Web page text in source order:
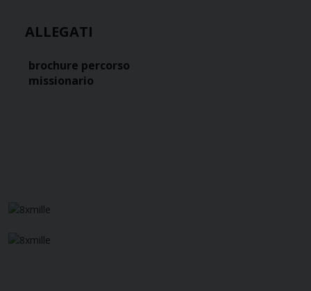
ALLEGATI
brochure percorso
missionario